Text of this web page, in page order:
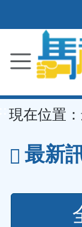
內
容
現在位置：
最新